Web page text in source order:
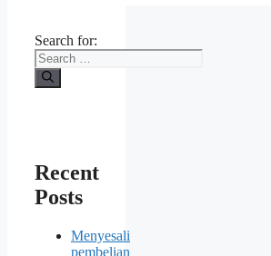
Search for:
Recent
Posts
Menyesali
pembelian